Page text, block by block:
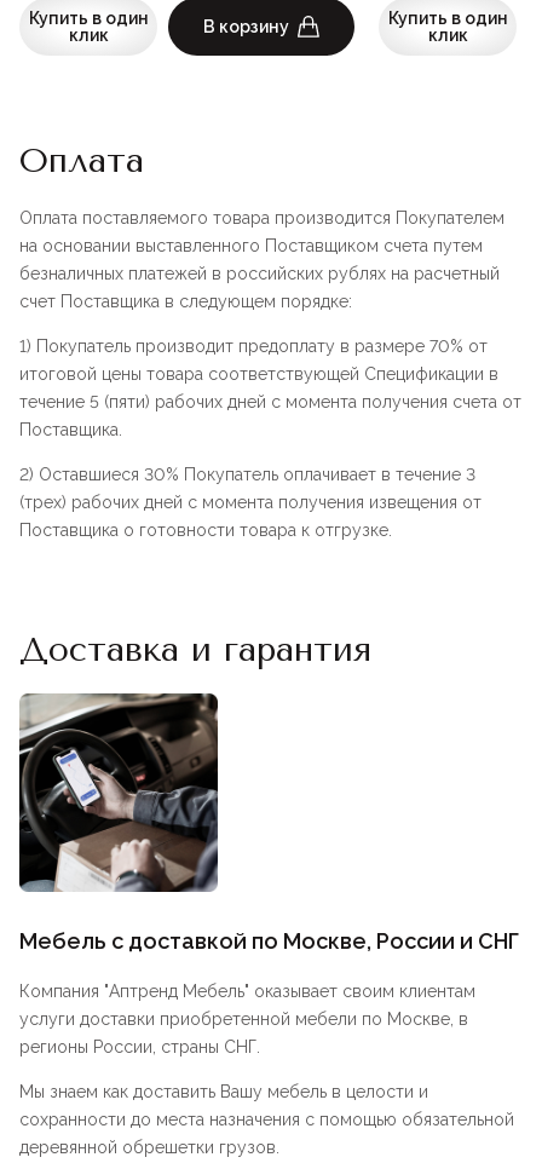
Купить в один
клик
В корзину
Купить в один
клик
Оплата
Оплата поставляемого товара производится Покупателем
на основании выставленного Поставщиком счета путем
безналичных платежей в российских рублях на расчетный
счет Поставщика в следующем порядке:
1) Покупатель производит предоплату в размере 70% от
итоговой цены товара соответствующей Спецификации в
течение 5 (пяти) рабочих дней с момента получения счета от
Поставщика.
2) Оставшиеся 30% Покупатель оплачивает в течение 3
(трех) рабочих дней с момента получения извещения от
Поставщика о готовности товара к отгрузке.
Доставка и гарантия
Мебель с доставкой по Москве, России и СНГ
Компания "Аптренд Мебель" оказывает своим клиентам
услуги доставки приобретенной мебели по Москве, в
регионы России, страны СНГ.
Мы знаем как доставить Вашу мебель в целости и
сохранности до места назначения с помощью обязательной
деревянной обрешетки грузов.